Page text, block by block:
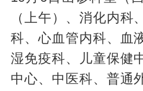
（上午）、消化内科
科、心血管内科、血
湿免疫科、儿童保健
中心、中医科、普通